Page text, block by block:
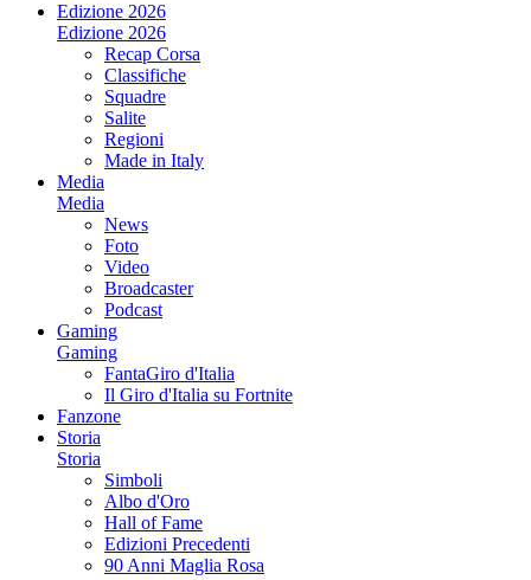
Edizione 2026
Edizione 2026
Recap Corsa
Classifiche
Squadre
Salite
Regioni
Made in Italy
Media
Media
News
Foto
Video
Broadcaster
Podcast
Gaming
Gaming
FantaGiro d'Italia
Il Giro d'Italia su Fortnite
Fanzone
Storia
Storia
Simboli
Albo d'Oro
Hall of Fame
Edizioni Precedenti
90 Anni Maglia Rosa